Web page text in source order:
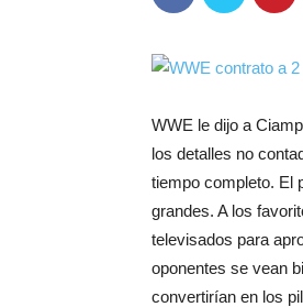
WWE le dijo a
los detalles no
tiempo completo. El
grandes. A los
televisados para
oponentes se vean
convertirían en los